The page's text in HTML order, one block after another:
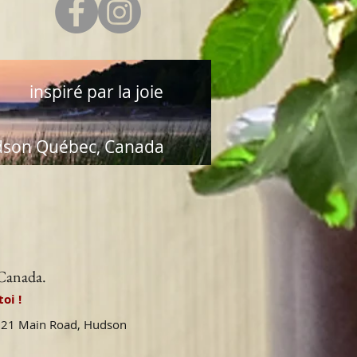
inspiré par la joie
Québec, Canada
!
Main Road, Hudson